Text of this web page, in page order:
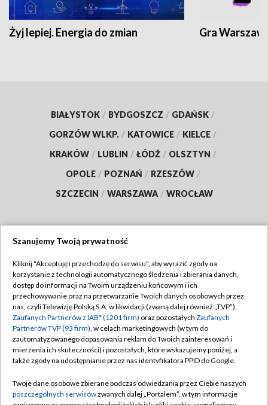
Żyj lepiej. Energia do zmian Gra
BIAŁYSTOK / BYDGOSZCZ / GDAŃSK /
GORZÓW WLKP. / KATOWICE / KIELCE /
KRAKÓW / LUBLIN / ŁÓDŹ / OLSZTYN /
OPOLE / POZNAŃ / RZESZÓW /
SZCZECIN / WARSZAWA / WROCŁAW
TVP
Abonament TVP
Emisja w TVP
Centrum informacji TVP
Naziemna Telewizja Cyfrowa
Rada Programowa
Regulamin TVP
Polityka prywatności
Moje zgody
Pomoc
Kontakt
Szanujemy Twoją prywatność
Kliknij "Akceptuję i przechodzę do serwisu", aby wyrazić zgody na
korzystanie z technologii automatycznego śledzenia i zbierania danych,
dostęp do informacji na Twoim urządzeniu końcowym i ich
przechowywanie oraz na przetwarzanie Twoich danych osobowych przez
nas, czyli Telewizję Polską S.A. w likwidacji (zwaną dalej również „TVP”),
Zaufanych Partnerów z IAB* (1201 firm) oraz pozostałych Zaufanych
Partnerów TVP (93 firm), w celach marketingowych (w tym do
zautomatyzowanego dopasowania reklam do Twoich zainteresowań i
mierzenia ich skuteczności) i pozostałych, które wskazujemy poniżej, a
także zgody na udostępnianie przez nas identyfikatora PPID do Google.
Twoje dane osobowe zbierane podczas odwiedzania przez Ciebie naszych
poszczególnych serwisówzwanych dalej „Portalem”, w tym informacje